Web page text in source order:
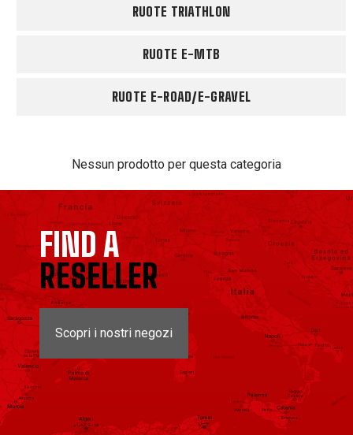
RUOTE TRIATHLON
RUOTE E-MTB
RUOTE E-ROAD/E-GRAVEL
Nessun prodotto per questa categoria
FIND A
RESELLER
Scopri i nostri negozi